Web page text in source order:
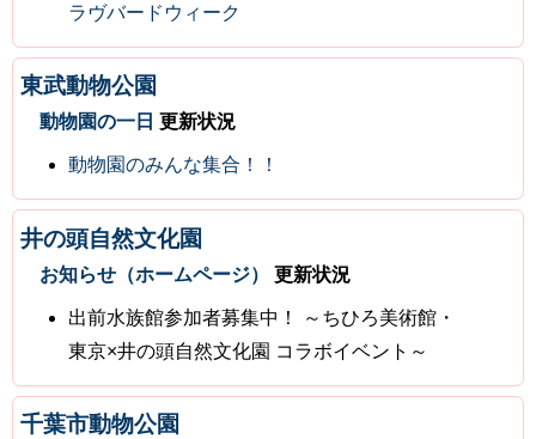
ラヴバードウィーク
東武動物公園
動物園の一日 更新状況
動物園のみんな集合！！
井の頭自然文化園
お知らせ（ホームページ） 更新状況
出前水族館参加者募集中！ ～ちひろ美術館・
東京×井の頭自然文化園 コラボイベント～
千葉市動物公園